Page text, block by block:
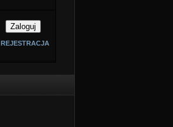
REJESTRACJA